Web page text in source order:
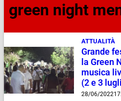
green night
ATTUALITÀ
Grande
la Green
musica
(2 e 3
28/06/2022